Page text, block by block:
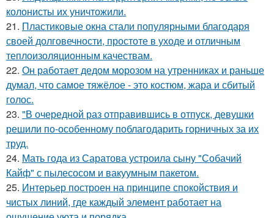
колонисты их уничтожили.
21. Пластиковые окна стали популярными благодаря
своей долговечности, простоте в уходе и отличным
теплоизоляционным качествам.
22. Он работает дедом морозом на утренниках и раньше
думал, что самое тяжёлое - это костюм, жара и сбитый
голос.
23. "В очередной раз отправившись в отпуск, девушки
решили по-особенному поблагодарить горничных за их
труд.
24. Мать года из Саратова устроила сыну "Собачий
Кайф" с пылесосом и вакуумным пакетом.
25. Интерьер построен на принципе спокойствия и
чистых линий, где каждый элемент работает на